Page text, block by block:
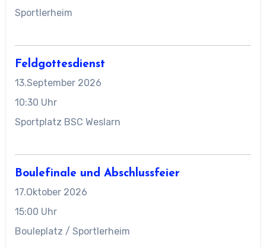
Sportlerheim
Feldgottesdienst
13.September 2026
10:30 Uhr
Sportplatz BSC Weslarn
Boulefinale und Abschlussfeier
17.Oktober 2026
15:00 Uhr
Bouleplatz / Sportlerheim